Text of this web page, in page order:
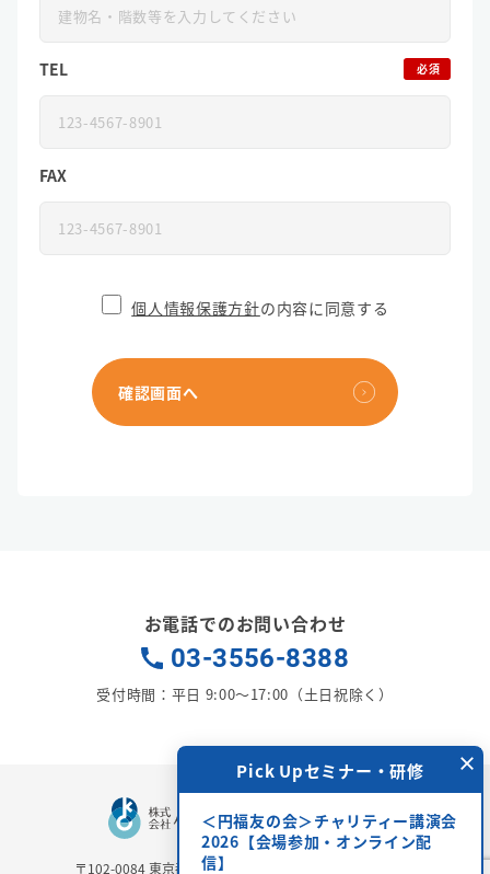
×
をお手伝いします。
合わせください。
Pick Upセミナー・研修
＜円福友の会＞チャリティー講演会
2026【会場参加・オンライン配
信】
TEL 必須
FAX
個人情報保護方針の内容に同意する
確認画面へ
お電話でのお問い合わせ
03-3556-8388
受付時間：平日 9:00〜17:00（土日祝除く）
〒102-0084東京都千代田区二番町6-3 二番町三協ビル3Ｆ